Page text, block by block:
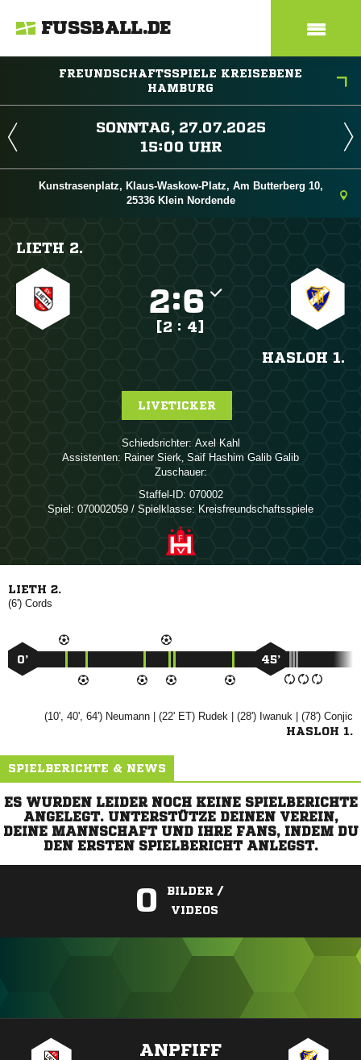
FUSSBALL.DE
FREUNDSCHAFTSSPIELE KREISEBENE
HAMBURG
 
 
Kunstrasenplatz, Klaus-Waskow-Platz, Am Butterberg 10,
25336 Klein Nordende
LIETH 2.
:
[2 : 4]
HASLOH 1.
LIVETICKER
Schiedsrichter:  
Assistenten:  ,    
Zuschauer:
Staffel-ID: 070002
Spiel: 070002059 / Spielklasse: Kreisfreundschaftsspiele
LIETH 2.
(6') 
0’ 45’
(10', 40', 64')  | (22' ET)  | (28')  | (78') 
HASLOH 1.
SPIELBERICHTE & NEWS
ES WURDEN LEIDER NOCH KEINE SPIELBERICHTE
ANGELEGT. UNTERSTÜTZE DEINEN VEREIN,
DEINE MANNSCHAFT UND IHRE FANS, INDEM DU
DEN ERSTEN SPIELBERICHT ANLEGST.
0
BILDER /
VIDEOS
ANPFIFF